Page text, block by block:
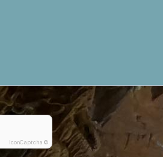
IconCaptcha ©